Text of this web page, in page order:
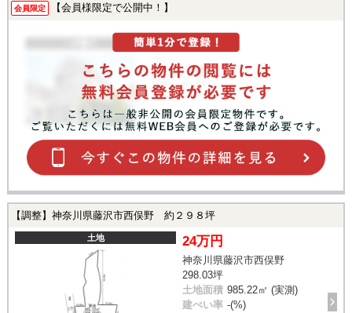
会員限定 【会員様限定で公開中！】
【調整】神奈川県藤沢市西俣野 約２９８坪
土地 24万円
神奈川県藤沢市西俣野
298.03坪
土地面積 985.22㎡ (実測)
建ぺい率 -(%)